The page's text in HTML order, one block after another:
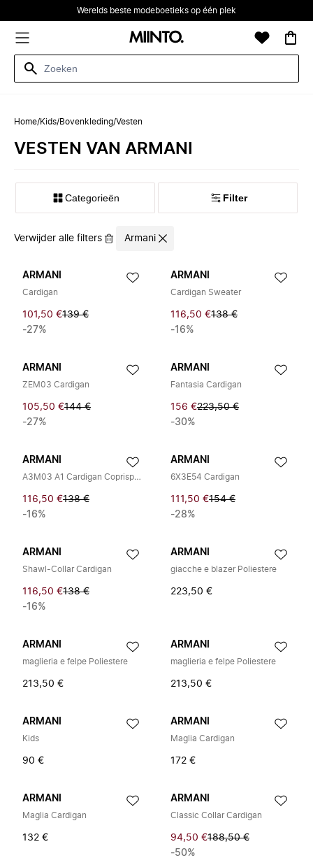
Werelds beste modeboetieks op één plek
Home/Kids/Bovenkleding/Vesten
VESTEN VAN ARMANI
Categorieën Filter
Verwijder alle filters Armani
ARMANI
Cardigan
101,50 €139 €
-27%
ARMANI
Cardigan Sweater
116,50 €138 €
-16%
ARMANI
ZEM03 Cardigan
105,50 €144 €
-27%
ARMANI
Fantasia Cardigan
156 €223,50 €
-30%
ARMANI
A3M03 A1 Cardigan Coprispalla
116,50 €138 €
-16%
ARMANI
6X3E54 Cardigan
111,50 €154 €
-28%
ARMANI
Shawl-Collar Cardigan
116,50 €138 €
-16%
ARMANI
giacche e blazer Poliestere
223,50 €
ARMANI
maglieria e felpe Poliestere
213,50 €
ARMANI
maglieria e felpe Poliestere
213,50 €
ARMANI
Kids
90 €
ARMANI
Maglia Cardigan
172 €
ARMANI
Maglia Cardigan
132 €
ARMANI
Classic Collar Cardigan
94,50 €188,50 €
-50%